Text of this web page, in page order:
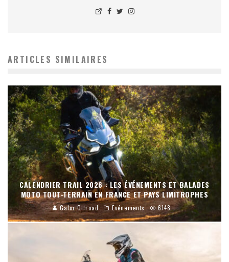
ARTICLES SIMILAIRES
CALENDRIER TRAIL 2026 : LES ÉVÉNEMENTS ET BALADES
MOTO TOUT-TERRAIN EN FRANCE ET PAYS LIMITROPHES
Galor Offroad Evénements 6148